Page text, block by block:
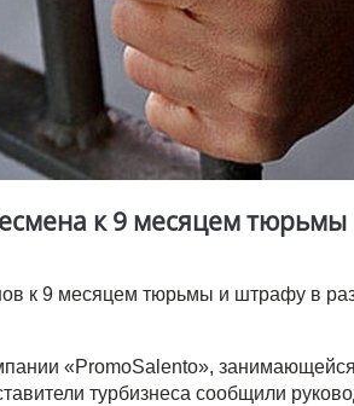
к 9 месяцем
к 9 месяцем тюрьмы и штрафу в
«PromoSalento», занимающейся
турбизнеса сообщили